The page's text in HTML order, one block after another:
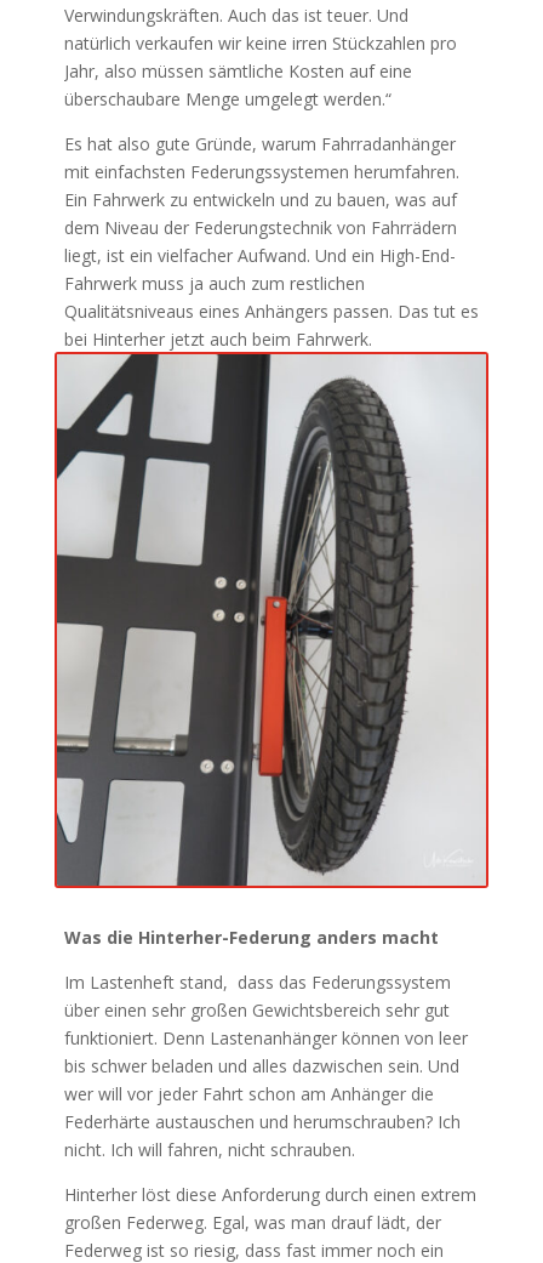
Verwindungskräften. Auch das ist teuer. Und
natürlich verkaufen wir keine irren Stückzahlen pro
Jahr, also müssen sämtliche Kosten auf eine
überschaubare Menge umgelegt werden.“
Es hat also gute Gründe, warum Fahrradanhänger
mit einfachsten Federungssystemen herumfahren.
Ein Fahrwerk zu entwickeln und zu bauen, was auf
dem Niveau der Federungstechnik von Fahrrädern
liegt, ist ein vielfacher Aufwand. Und ein High-End-
Fahrwerk muss ja auch zum restlichen
Qualitätsniveaus eines Anhängers passen. Das tut es
bei Hinterher jetzt auch beim Fahrwerk.
Was die Hinterher-Federung anders macht
Im Lastenheft stand, dass das Federungssystem
über einen sehr großen Gewichtsbereich sehr gut
funktioniert. Denn Lastenanhänger können von leer
bis schwer beladen und alles dazwischen sein. Und
wer will vor jeder Fahrt schon am Anhänger die
Federhärte austauschen und herumschrauben? Ich
nicht. Ich will fahren, nicht schrauben.
Hinterher löst diese Anforderung durch einen extrem
großen Federweg. Egal, was man drauf lädt, der
Federweg ist so riesig, dass fast immer noch ein